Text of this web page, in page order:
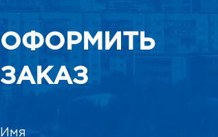
ОФОРМИТЬ
ЗАКАЗ
Имя